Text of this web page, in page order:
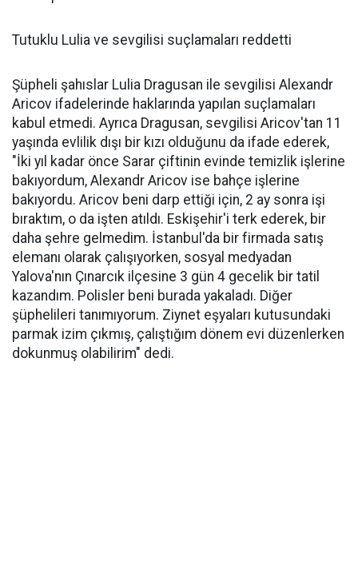
Tutuklu Lulia ve sevgilisi suçlamaları reddetti
Şüpheli şahıslar Lulia Dragusan ile sevgilisi Alexandr
Aricov ifadelerinde haklarında yapılan suçlamaları
kabul etmedi. Ayrıca Dragusan, sevgilisi Aricov'tan 11
yaşında evlilik dışı bir kızı olduğunu da ifade ederek,
"İki yıl kadar önce Sarar çiftinin evinde temizlik işlerine
bakıyordum, Alexandr Aricov ise bahçe işlerine
bakıyordu. Aricov beni darp ettiği için, 2 ay sonra işi
bıraktım, o da işten atıldı. Eskişehir'i terk ederek, bir
daha şehre gelmedim. İstanbul'da bir firmada satış
elemanı olarak çalışıyorken, sosyal medyadan
Yalova'nın Çınarcık ilçesine 3 gün 4 gecelik bir tatil
kazandım. Polisler beni burada yakaladı. Diğer
şüphelileri tanımıyorum. Ziynet eşyaları kutusundaki
parmak izim çıkmış, çalıştığım dönem evi düzenlerken
dokunmuş olabilirim" dedi.